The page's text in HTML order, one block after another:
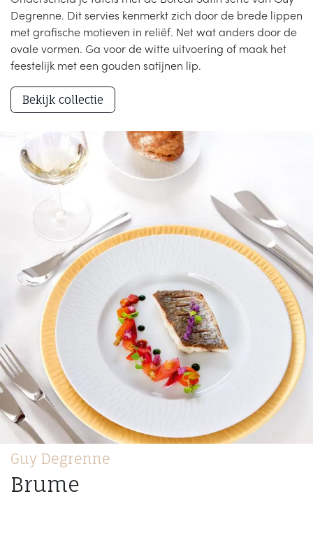
Degrenne. Dit servies kenmerkt zich door de brede lippen
met grafische motieven in reliëf. Net wat anders door de
ovale vormen. Ga voor de witte uitvoering of maak het
feestelijk met een gouden satijnen lip.
Bekijk collectie
Guy Degrenne
Brume